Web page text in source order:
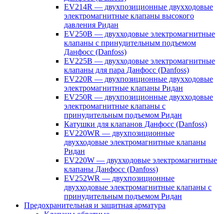
EV214R — двухпозиционные двухходовые
электромагнитные клапаны высокого
давления Ридан
EV250B — двухходовые электромагнитные
клапаны с принудительным подъемом
Данфосс (Danfoss)
EV225B — двухходовые электромагнитные
клапаны для пара Данфосс (Danfoss)
EV220R — двухпозиционные двухходовые
электромагнитные клапаны Ридан
EV250R — двухпозиционные двухходовые
электромагнитные клапаны с
принудительным подъемом Ридан
Катушки для клапанов Данфосс (Danfoss)
EV220WR — двухпозиционные
двухходовые электромагнитные клапаны
Ридан
EV220W — двухходовые электромагнитные
клапаны Данфосс (Danfoss)
EV252WR — двухпозиционные
двухходовые электромагнитные клапаны с
принудительным подъемом Ридан
Предохранительная и защитная арматура